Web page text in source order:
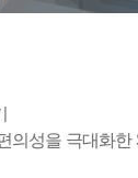
의성을 극대화한